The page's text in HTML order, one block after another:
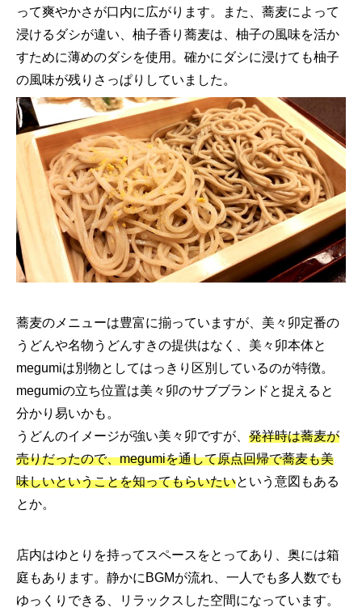
って爽やかさが口内に広がります。
また、蕎麦によって
浸けるダシが違い、柚子香り蕎麦は、柚子の風味を活か
すために薄めのダシを使用。確かにダシに浸けても柚子
の風味が残りさっぱりしていました。
蕎麦のメニューは豊富に揃っていますが、美々卯定番の
うどんや名物うどんすきの提供はなく、美々卯本体と
megumiは別物としてはっきり区別しているのが特徴。
megumiの立ち位置は美々卯のサブブランドと捉えると
分かり易いかも。
うどんのイメージが強い美々卯ですが、 発祥時は蕎麦が
売りだったので、megumiを通して原点回帰で蕎麦も美
味しいということを知ってもらいたいという意図もある
とか。
店内はゆとりを持ってスペースをとってあり、奥には箱
庭もあります。静かにBGMが流れ、一人でも多人数でも
ゆっくりできる、リラックスした空間になっています。